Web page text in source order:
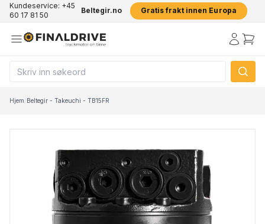
Kundeservice: +45
60 17 81 50
Beltegir.no Gratis frakt innen Europa
Hjem/Beltegir - Takeuchi - TB15FR